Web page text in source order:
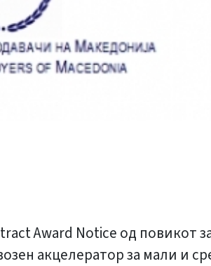
Award Notice од повикот
акцелератор за мали и